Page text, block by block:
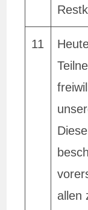
11
allen